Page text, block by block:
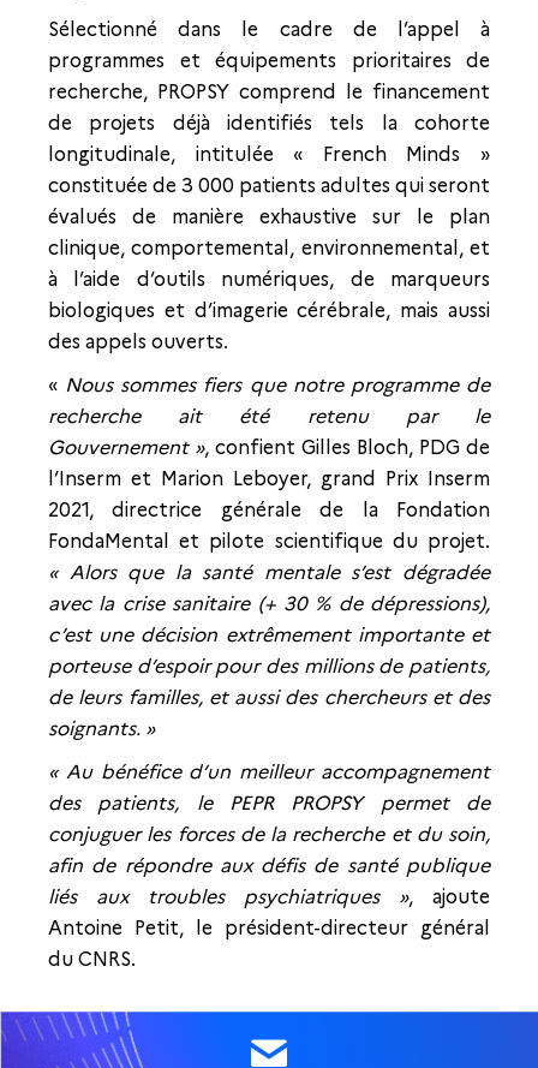
Sélectionné dans le cadre de l’appel à
programmes et équipements prioritaires de
recherche, PROPSY comprend le financement
de projets déjà identifiés tels la cohorte
longitudinale, intitulée « French Minds »
constituée de 3 000 patients adultes qui seront
évalués de manière exhaustive sur le plan
clinique, comportemental, environnemental, et
à l’aide d’outils numériques, de marqueurs
biologiques et d’imagerie cérébrale, mais aussi
des appels ouverts.
« Nous sommes fiers que notre programme de
recherche ait été retenu par le
Gouvernement », confient Gilles Bloch, PDG de
l’Inserm et Marion Leboyer, grand Prix Inserm
2021, directrice générale de la Fondation
FondaMental et pilote scientifique du projet.
« Alors que la santé mentale s’est dégradée
avec la crise sanitaire (+ 30 % de dépressions),
c’est une décision extrêmement importante et
porteuse d’espoir pour des millions de patients,
de leurs familles, et aussi des chercheurs et des
soignants. »
« Au bénéfice d’un meilleur accompagnement
des patients, le PEPR PROPSY permet de
conjuguer les forces de la recherche et du soin,
afin de répondre aux défis de santé publique
liés aux troubles psychiatriques », ajoute
Antoine Petit, le président-directeur général
du CNRS.